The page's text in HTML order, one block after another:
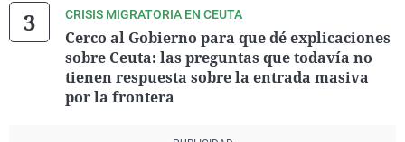
CRISIS MIGRATORIA EN CEUTA
Cerco al Gobierno para que dé explicaciones
sobre Ceuta: las preguntas que todavía no
tienen respuesta sobre la entrada masiva
por la frontera